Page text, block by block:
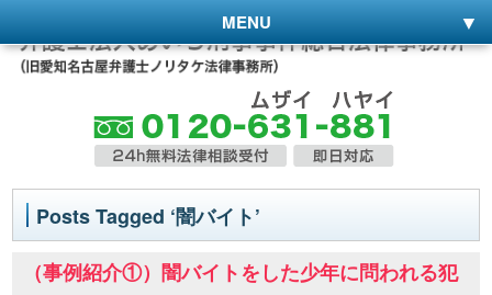
MENU
Posts Tagged ‘闇バイト’
（事例紹介①）闇バイトをした少年に問われる犯